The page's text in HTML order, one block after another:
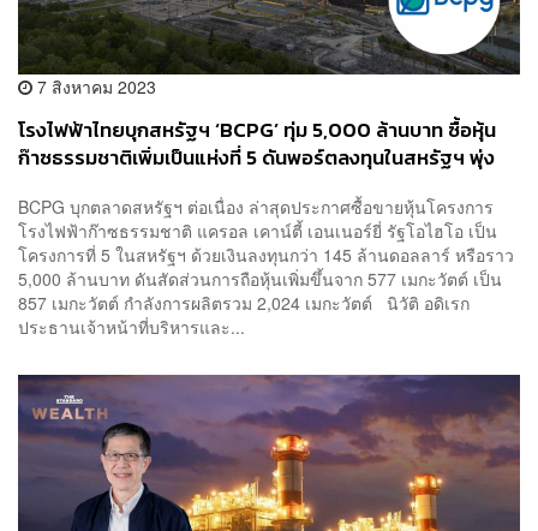
7 สิงหาคม 2023
โรงไฟฟ้าไทยบุกสหรัฐฯ ‘BCPG’ ทุ่ม 5,000 ล้านบาท ซื้อหุ้น
ก๊าซธรรมชาติเพิ่มเป็นแห่งที่ 5 ดันพอร์ตลงทุนในสหรัฐฯ พุ่ง
BCPG บุกตลาดสหรัฐฯ ต่อเนื่อง ล่าสุดประกาศซื้อขายหุ้นโครงการ
โรงไฟฟ้าก๊าซธรรมชาติ แครอล เคาน์ตี้ เอนเนอร์ยี่ รัฐโอไฮโอ เป็น
โครงการที่ 5 ในสหรัฐฯ ด้วยเงินลงทุนกว่า 145 ล้านดอลลาร์ หรือราว
5,000 ล้านบาท ดันสัดส่วนการถือหุ้นเพิ่มขึ้นจาก 577 เมกะวัตต์ เป็น
857 เมกะวัตต์ กำลังการผลิตรวม 2,024 เมกะวัตต์ นิวัติ อดิเรก
ประธานเจ้าหน้าที่บริหารและ...